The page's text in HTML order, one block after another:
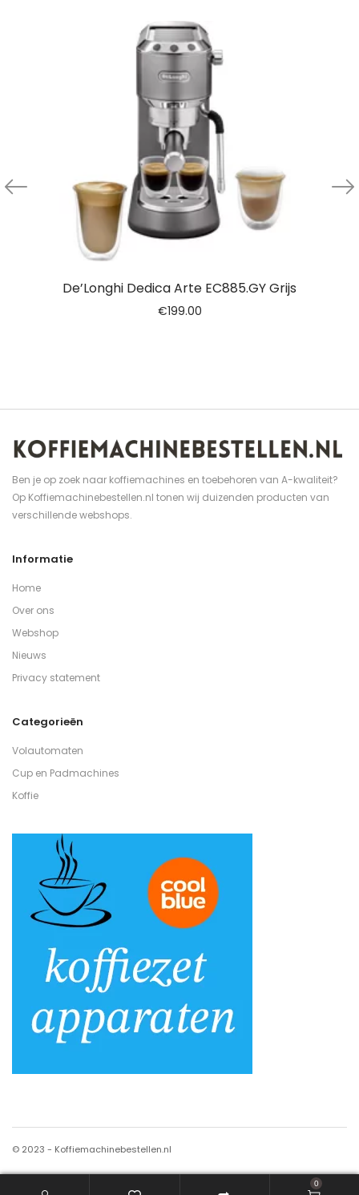
De’Longhi Dedica Arte EC885.GY Grijs
€199.00
Ben je op zoek naar koffiemachines en toebehoren van A-kwaliteit?
Op Koffiemachinebestellen.nl tonen wij duizenden producten van
verschillende webshops.
Informatie
Home
Over ons
Webshop
Nieuws
Privacy statement
Categorieën
Volautomaten
Cup en Padmachines
Koffie
© 2023 - Koffiemachinebestellen.nl
0